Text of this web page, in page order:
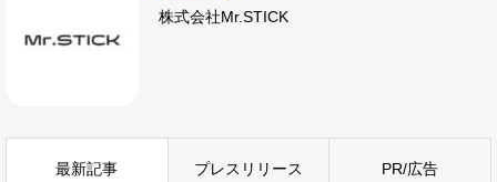
株式会社Mr.STICK
最新記事 プレスリリース PR/広告